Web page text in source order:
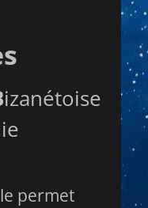
izanétoise
permet